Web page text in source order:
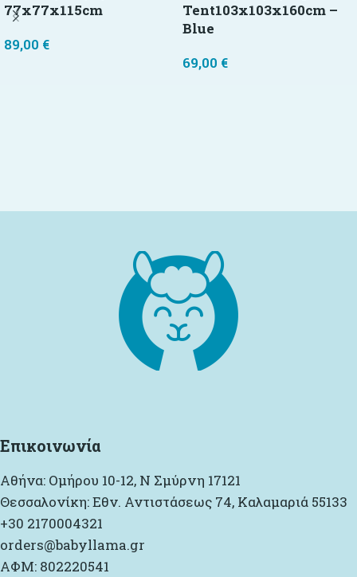
77x77x115cm
89,00 €
Tent103x103x160cm –
Blue
69,00 €
Επικοινωνία
Αθήνα: Ομήρου 10-12, Ν Σμύρνη 17121
Θεσσαλονίκη: Εθν. Αντιστάσεως 74, Καλαμαριά 55133
+30 2170004321
orders@babyllama.gr
ΑΦΜ: 802220541